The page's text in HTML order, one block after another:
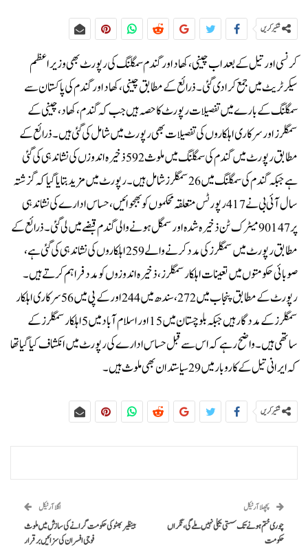
شئیر کریں
کرنسی اور تیل کے بعد اب چینی، کھاد اور گندم سمگلنگ کی رپورٹ بھی وزیراعظم
سیکرٹریٹ میں جمع کرادی گئی۔ذرائع کے مطابق چینی، کھاد اورگندم کی پاکستان سے
سمگلنگ کے بارے میں تفصیلات رپورٹ کا حصہ ہیں جب کہ گندم، کھاد، چینی کے
سمگلرز اور سرکاری اہلکاروں کی تفصیلات بھی رپورٹ میں شامل کی گئی ہیں۔ذرائع کے
مطابق رپورٹ میں گندم کی سمگلنگ میں ملوث 592 ذخیرہ اندوزں کی نشاندہی کی گئی
ہے جبکہ گندم کی سمگلنگ میں 26 سمگلرز شامل ہیں۔رپورٹ میں مزید بتایا گیا کہ گزشتہ
سال آئی بی نے 417 رپورٹس متعلقہ محکموں کو بھجوائیں، حساس ادارے کی نشاندہی
پر 90147 میٹرک ٹن ذخیرہ شدہ اور سمگل ہونے والی گندم قبضے میں لی گئی۔ذرائع کے
مطابق رپورٹ میں سمگلرزکی مدد کرنے والے 259 اہلکاروں کی نشاندہی کی گئی ہے،
صوبائی حکومتوں میں تعینات اہلکار سمگلرز، ذخیرہ اندوزوں کو مدد فراہم کرتے ہیں۔
رپورٹ کے مطابق پنجاب میں 272، سندھ میں 244 اور کے پی میں 56 سرکاری اہلکار
سمگلرز کے مددگار ہیں جبکہ بلوچستان میں 15 اور اسلام آباد میں 5 اہلکار سمگلرز کے
ساتھی ہیں۔واضح رہے کہ اس سے قبل حساس ادارے کی رپورٹ میں انکشاف کیا گیا تھا
کہ ایرانی تیل کے کاروبار میں 29 سیاستدان بھی ملوث ہیں۔
شئیر کریں
پچھلا آرٹیکل
چوری ختم ہونے تک سستی بجلی نہیں ملے گی،نگراں
حکومت
اگلا آرٹیکل
بینظیر بھٹو کی حکومت گرانے کی سازش میں ملوث
فوجی افسران کی سزائیں برقرار